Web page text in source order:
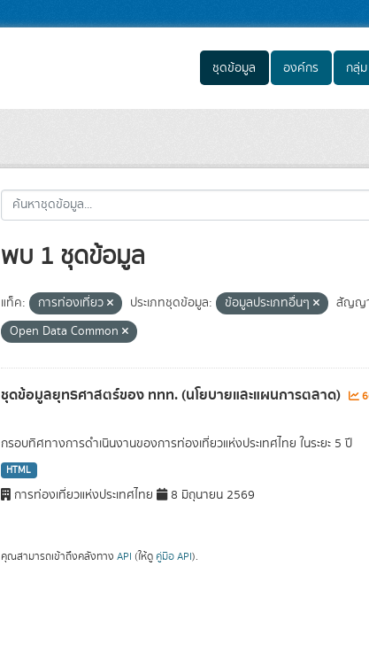
ชุดข้อมูล องค์กร กลุ่ม
พบ 1 ชุดข้อมูล
แท็ค: การท่องเที่ยว ประเภทชุดข้อมูล: ข้อมูลประเภทอื่นๆ
สัญญ
Open Data Common
ชุดข้อมูลยุทธศาสตร์ของ ททท. (นโยบายและแผนการตลาด)
กรอบทิศทางการดำเนินงานของการท่องเที่ยวแห่งประเทศไทย ในระยะ 5 ปี
HTML
การท่องเที่ยวแห่งประเทศไทย 8 มิถุนายน 2569
คุณสามารถเข้าถึงคลังทาง API (ให้ดู คู่มือ API).